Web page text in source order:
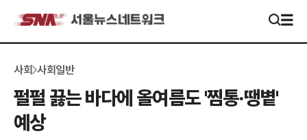
사회 사회일반
펄펄 끓는 바다에 올여름도 '찜통·땡볕'
예상